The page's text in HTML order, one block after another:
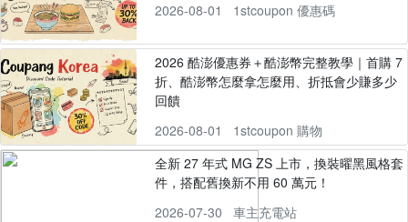
2026-08-01
1stcoupon 優惠碼
2026 酷澎優惠券＋酷澎幣完整教學｜首購 7
折、酷澎幣怎麼拿怎麼用、折抵會少賺多少
回饋
2026-08-01
1stcoupon 購物
全新 27 年式 MG ZS 上市，換裝曜黑風格套
件，搭配舊換新不用 60 萬元！
2026-07-30
車主充電站